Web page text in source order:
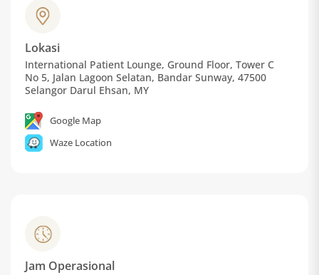
Lokasi
International Patient Lounge, Ground Floor, Tower C
No 5, Jalan Lagoon Selatan, Bandar Sunway, 47500
Selangor Darul Ehsan, MY
Google Map
Waze Location
Jam Operasional